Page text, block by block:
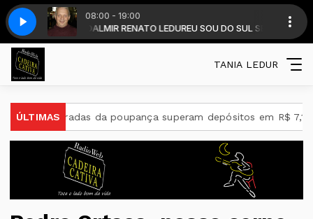
08:00 - 19:00
LEDUR - com DALMIR RENATO LEDUREU SOU DO SUL SEM
TOCA O SEU CORACAO - 26VINHETA - O SOM QUE TOCA O SEU
TANIA LEDUR
ÚLTIMAS
Retiradas da poupança superam depósitos em R$ 7,15